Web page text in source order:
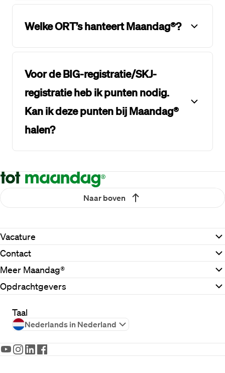
Welke ORT’s hanteert Maandag®?
Voor de BIG-registratie/SKJ-
registratie heb ik punten nodig.
Kan ik deze punten bij Maandag®
halen?
Naar boven
Vacature
Contact
Meer Maandag®
Opdrachtgevers
Taal
Nederlands in Nederland